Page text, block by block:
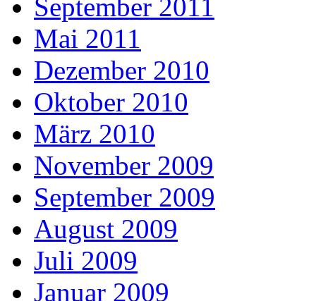
September 2011
Mai 2011
Dezember 2010
Oktober 2010
März 2010
November 2009
September 2009
August 2009
Juli 2009
Januar 2009